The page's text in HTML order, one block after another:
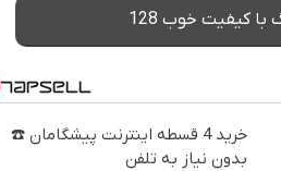
با کیفیت خوب 128
خرید 4 قسطه اینترنت پیشگامان ☎️
بدون نیاز به تلفن